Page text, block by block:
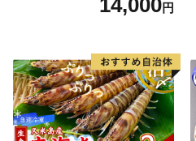
r002-051-a】 / ふるさと納税
イル済み 冷凍 カニ 蟹 かに
カニ味噌 甲羅 お得 格安 小ぶ
り 解凍 カニ鍋 甲羅焼き 海鮮
返礼品 特産品 新鮮 濃厚 旨み
簡単調理 家庭用 ギフト グル
メ
円